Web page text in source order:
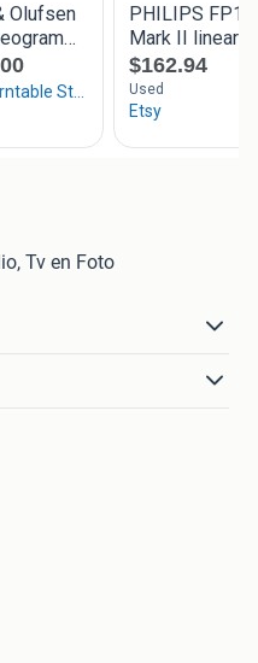
Tv en Foto